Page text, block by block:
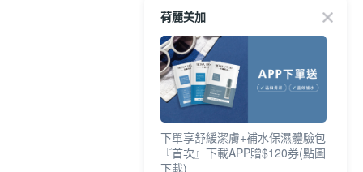
荷麗美加
下單享舒緩潔膚+補水保濕體驗包
『首次』下載APP贈$120券(點圖
下載)